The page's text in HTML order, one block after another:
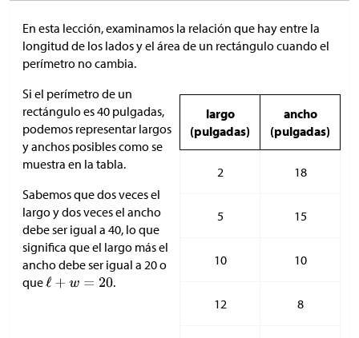
En esta lección, examinamos la relación que hay entre la
longitud de los lados y el área de un rectángulo cuando el
perímetro no cambia.
Si el perímetro de un
rectángulo es 40 pulgadas,
podemos representar largos
y anchos posibles como se
muestra en la tabla.
Sabemos que dos veces el
largo y dos veces el ancho
debe ser igual a 40, lo que
significa que el largo más el
ancho debe ser igual a 20 o
que
.
largo
(pulgadas)
ancho
(pulgadas)
2 18
5 15
10 10
12 8